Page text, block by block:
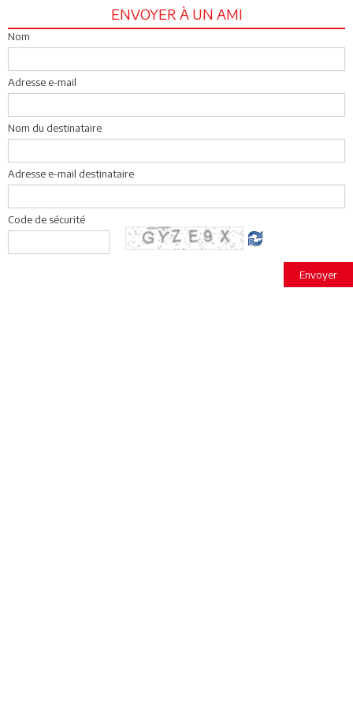
ENVOYER À UN AMI
Nom
Adresse e-mail
Nom du destinataire
Adresse e-mail destinataire
Code de sécurité
Envoyer